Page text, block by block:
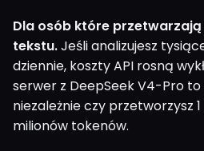
Dla osób które
tekstu.Jeśli analizujesz
dziennie, koszty API rosną
serwer z DeepSeek V4-Pro to
niezależnie czy przetworzysz
milionów tokenów.